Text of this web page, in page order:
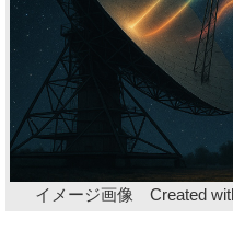
イメージ画像 Created